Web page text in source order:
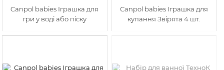
Canpol babies Іграшка для
гри у воді або піску
Canpol babies Іграшка для
купання Звірята 4 шт.